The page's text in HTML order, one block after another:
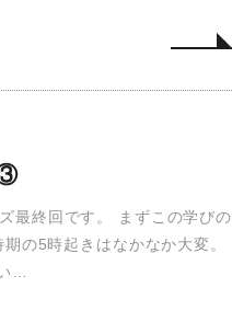
③
最終回です。 まずこの学びの
の5時起きはなかなか大変。
…